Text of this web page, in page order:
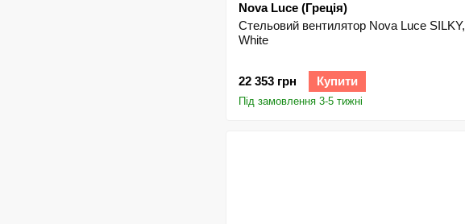
Nova Luce (Греція)
Стельовий вентилятор Nova Luce SILKY,
White
22 353 грн Купити
Під замовлення 3-5 тижні